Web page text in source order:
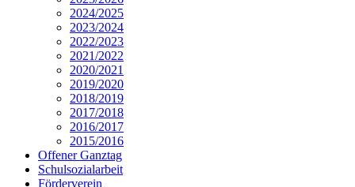
2024/2025
2023/2024
2022/2023
2021/2022
2020/2021
2019/2020
2018/2019
2017/2018
2016/2017
2015/2016
Offener Ganztag
Schulsozialarbeit
Förderverein